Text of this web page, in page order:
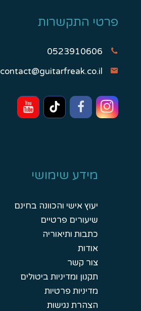
פרטי התקשרות
0523910606
contact@guitarfreak.co.il
מידע שימושי
יעוץ אישי והכוונה בחינם
שיעורים פרטיים
כתבות ותיאוריה
אודות
צור קשר
תקנון ומדיניות ביטולים
מדיניות פרטיות
הצהרת נגישות